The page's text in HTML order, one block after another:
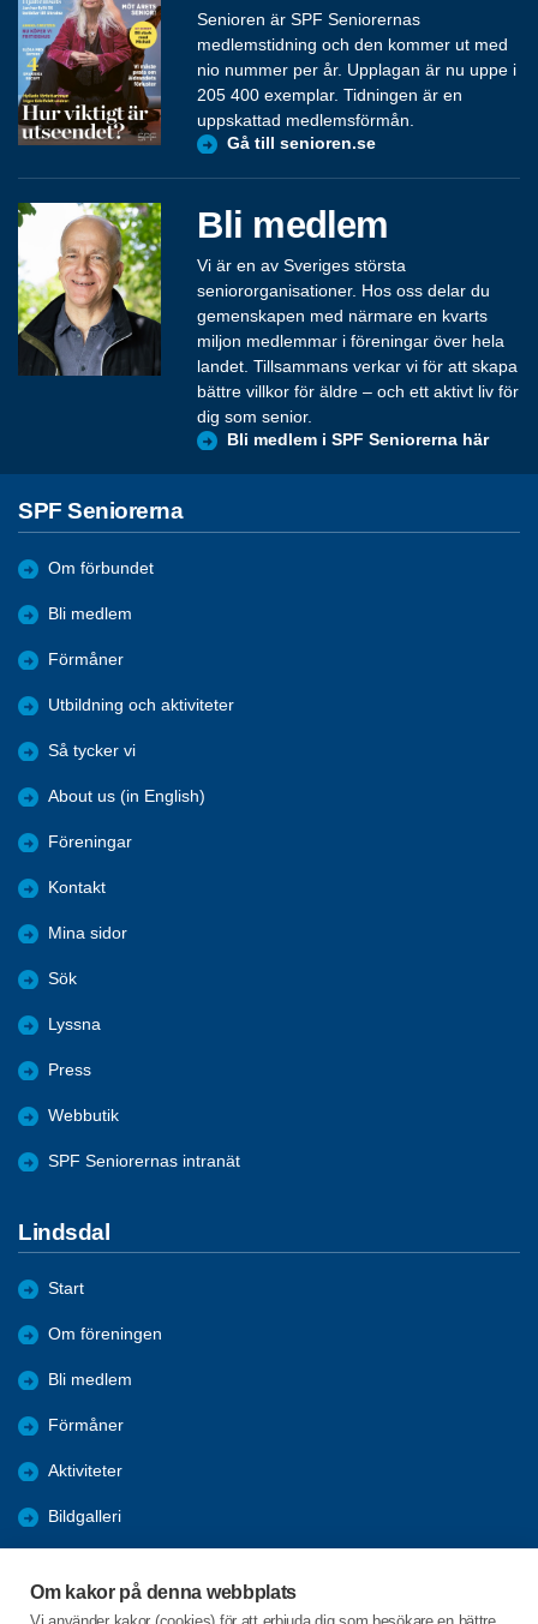
Om kakor på denna webbplats
Senioren är SPF Seniorernas
medlemstidning och den kommer ut med
nio nummer per år. Upplagan är nu uppe i
205 400 exemplar. Tidningen är en
uppskattad medlemsförmån.
Gå till senioren.se
Bli medlem
Vi är en av Sveriges största
seniororganisationer. Hos oss delar du
gemenskapen med närmare en kvarts
miljon medlemmar i föreningar över hela
landet. Tillsammans verkar vi för att skapa
bättre villkor för äldre – och ett aktivt liv för
dig som senior.
Bli medlem i SPF Seniorerna här
SPF Seniorerna
Om förbundet
Bli medlem
Förmåner
Utbildning och aktiviteter
Så tycker vi
About us (in English)
Föreningar
Kontakt
Mina sidor
Sök
Lyssna
Press
Webbutik
SPF Seniorernas intranät
Lindsdal
Start
Om föreningen
Bli medlem
Förmåner
Aktiviteter
Bildgalleri